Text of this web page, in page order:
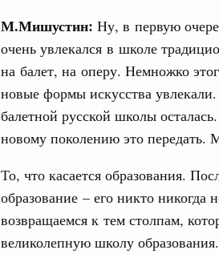
М.Мишустин: Ну, в первую
очень увлекался в школе
на балет, на оперу. Немножко
новые формы искусства
балетной русской школы
новому поколению это передать.
То, что касается образования.
образование – его никто
возвращаемся к тем столпам,
великолепную школу